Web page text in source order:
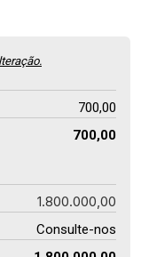
700,00
700,00
1.800.000,00
Consulte-nos